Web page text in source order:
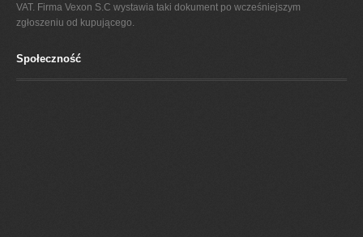
VAT. Firma Vexon S.C wystawia taki dokument po wcześniejszym
zgłoszeniu od kupującego.
Społeczność